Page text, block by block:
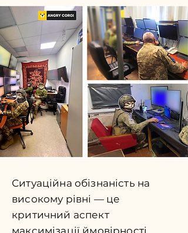
Ситуаційна обізнаність на
високому рівні — це
критичний аспект
максимізації ймовірності